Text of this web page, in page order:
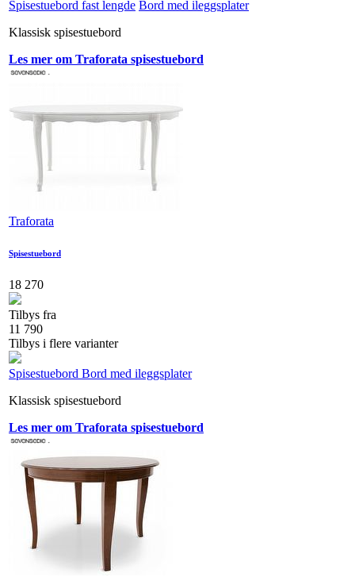
Spisestuebord fast lengde Bord med ileggsplater
Klassisk spisestuebord
Les mer om Traforata spisestuebord
Traforata
Spisestuebord
18 270
Tilbys fra
11 790
Tilbys i flere varianter
Spisestuebord Bord med ileggsplater
Klassisk spisestuebord
Les mer om Traforata spisestuebord